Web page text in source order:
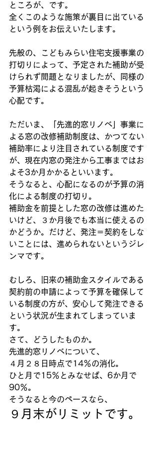
ところが、です。
全くこのような施策が裏目に出ている
という例をお伝えいたします。
先般の、こどもみらい住宅支援事業の
打切りによって、予定された補助が受
けられず問題となりましたが、同様の
予算枯渇による混乱が起きそうという
心配です。
ただいま、「先進的窓リノベ」事業に
よる窓の改修補助制度は、かつてない
補助率により注目されている制度です
が、現在内窓の発注から工事まではお
よそ3か月かかるといいます。
そうなると、心配になるのが予算の消
化による制度の打切り。
補助金を前提とした窓の改修は進めた
いけど、３か月後でも本当に使えるの
かどうか。だけど、発注＝契約をしな
いことには、進められないというジレ
ンマです。
むしろ、旧来の補助金スタイルである
契約前の申請によって予算を確保して
いる制度の方が、安心して発注できる
という状況が生まれてしまっていま
す。
さて、どうしたものか。
先進的窓リノベについて、
４月２８日時点で14％の消化。
ひと月で15％とみなせば、6か月で
90％。
そうなると今のペースなら、
９月末がリミットです。